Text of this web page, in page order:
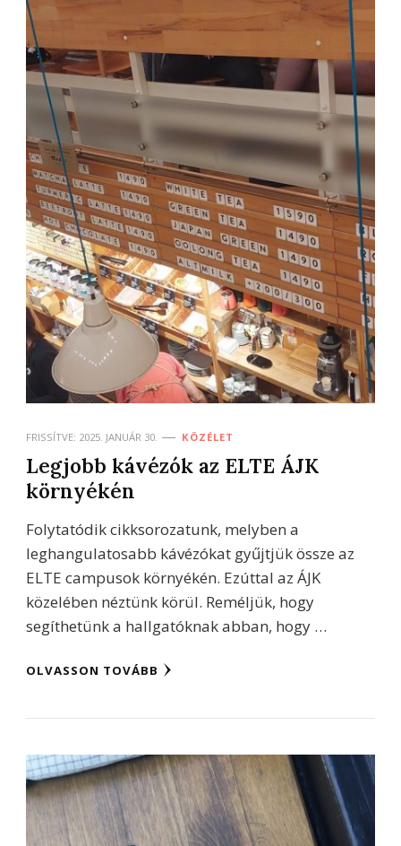
FRISSÍTVE: 2025. JANUÁR 30. KÖZÉLET
Legjobb kávézók az ELTE ÁJK
környékén
Folytatódik cikksorozatunk, melyben a
leghangulatosabb kávézókat gyűjtjük össze az
ELTE campusok környékén. Ezúttal az ÁJK
közelében néztünk körül. Reméljük, hogy
segíthetünk a hallgatóknak abban, hogy …
OLVASSON TOVÁBB